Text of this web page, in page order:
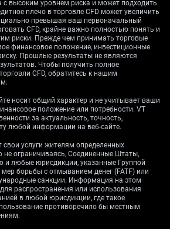
если предстоящие данные о
слабыми. Скорое число
критически важным
как последний отчет о
стал неожиданным позитивным
укрепив доллар, так что
может вызвать резкий
бросит вызовNarrative о
ставок, в то время как слабый
подтвердит это.
Anda.
с высоким уровнем риска и может подходить
плечо в торговле CFD может увеличить
превышая ваш первоначальный
CFD, крайне важно полностью понять и
риски. Прежде чем принимать торговые
финансовое положение, инвестиционные
Прошлые результаты не являются
Чтобы получить полное
CFD, обратитесь к нашим
носит общий характер и не учитывает ваши
положение или потребности. VT
за актуальность, точность,
любой информации на веб-сайте.
свои услуги жителям определенных
не ограничиваясь, Соединенные Штаты,
и любые юрисдикции, указанные Группой
борьбы с отмыванием денег (FATF) или
санкции. Информация на этом
распространения или использования
в любой юрисдикции, где такое
противоречило бы местным